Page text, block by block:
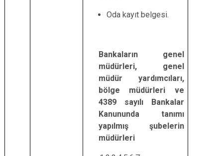
Oda kayıt belgesi.
Bankaların genel
müdürleri, genel
müdür yardımcıları,
bölge müdürleri ve
4389 sayılı Bankalar
Kanununda tanımı
yapılmış şubelerin
müdürleri